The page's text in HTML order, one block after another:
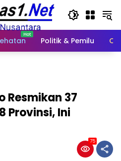
Politik & Pemilu
Resmikan 37
Provinsi, Ini
75